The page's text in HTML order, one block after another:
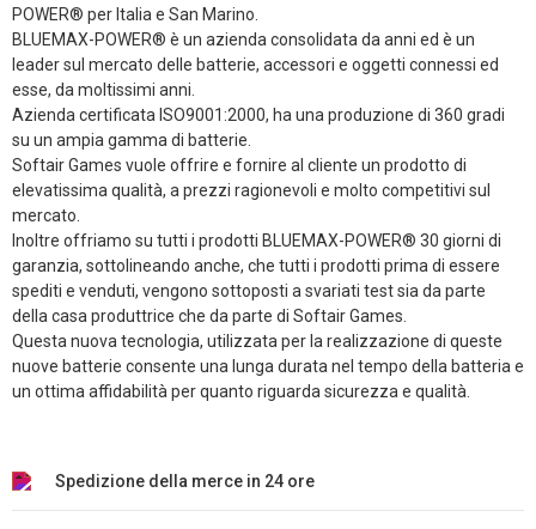
POWER® per Italia e San Marino.
BLUEMAX-POWER® è un azienda consolidata da anni ed è un
leader sul mercato delle batterie, accessori e oggetti connessi ed
esse, da moltissimi anni.
Azienda certificata ISO9001:2000, ha una produzione di 360 gradi
su un ampia gamma di batterie.
Softair Games vuole offrire e fornire al cliente un prodotto di
elevatissima qualità, a prezzi ragionevoli e molto competitivi sul
mercato.
Inoltre offriamo su tutti i prodotti BLUEMAX-POWER® 30 giorni di
garanzia, sottolineando anche, che tutti i prodotti prima di essere
spediti e venduti, vengono sottoposti a svariati test sia da parte
della casa produttrice che da parte di Softair Games.
Questa nuova tecnologia, utilizzata per la realizzazione di queste
nuove batterie consente una lunga durata nel tempo della batteria e
un ottima affidabilità per quanto riguarda sicurezza e qualità.
Spedizione della merce in 24 ore